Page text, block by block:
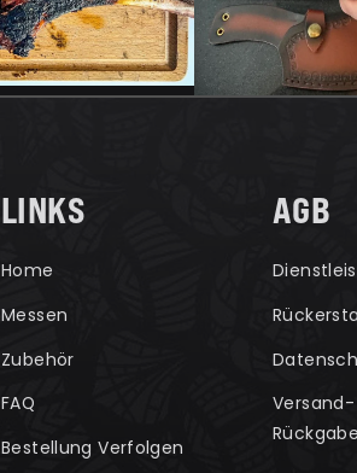
LINKS
Home
Messen
Zubehör
FAQ
Bestellung Verfolgen
AGB